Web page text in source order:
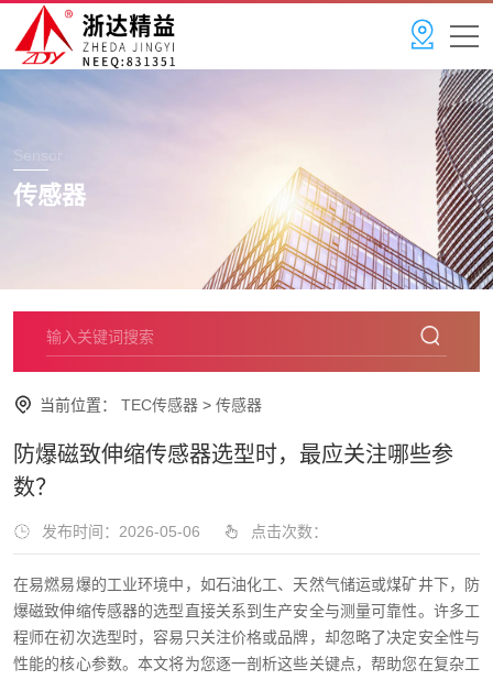
Sensor
传感器
当前位置： TEC传感器 > 传感器
防爆磁致伸缩传感器选型时，最应关注哪些参
数？
发布时间：2026-05-06 点击次数：
在易燃易爆的工业环境中，如石油化工、天然气储运或煤矿井下，防
爆磁致伸缩传感器的选型直接关系到生产安全与测量可靠性。许多工
程师在初次选型时，容易只关注价格或品牌，却忽略了决定安全性与
性能的核心参数。本文将为您逐一剖析这些关键点，帮助您在复杂工